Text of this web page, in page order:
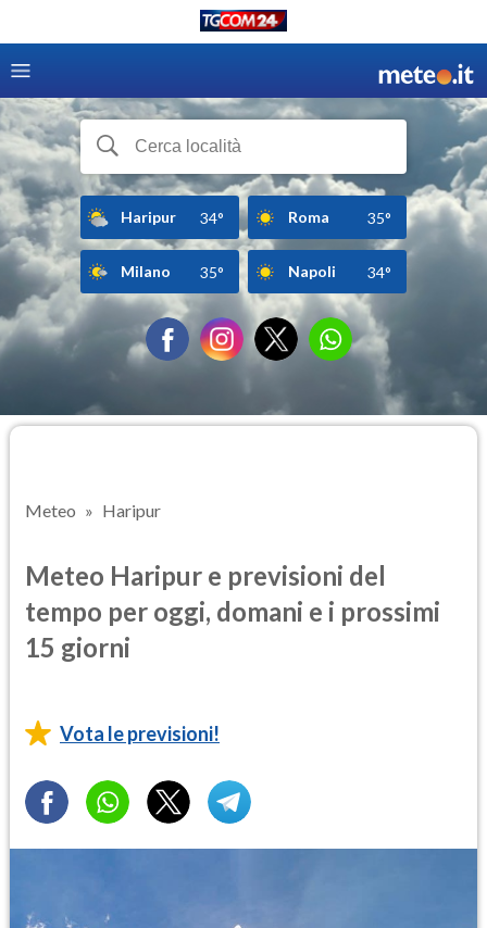
Haripur 34° Roma 35°
Milano 35° Napoli 34°
Meteo Haripur
Meteo Haripur e previsioni del
tempo per oggi, domani e i prossimi
15 giorni
Vota le previsioni!